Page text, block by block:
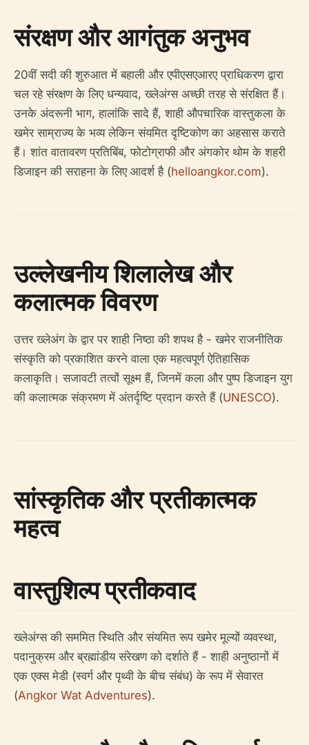
संरक्षण और आगंतुक अनुभव
20वीं सदी की शुरुआत में बहाली और एपीएसएआरए प्राधिकरण द्वारा
चल रहे संरक्षण के लिए धन्यवाद, ख्लेअंग्स अच्छी तरह से संरक्षित हैं।
उनके अंदरूनी भाग, हालांकि सादे हैं, शाही औपचारिक वास्तुकला के
खमेर साम्राज्य के भव्य लेकिन संयमित दृष्टिकोण का अहसास कराते
हैं। शांत वातावरण प्रतिबिंब, फोटोग्राफी और अंगकोर थोम के शहरी
डिजाइन की सराहना के लिए आदर्श है (helloangkor.com).
उल्लेखनीय शिलालेख और
कलात्मक विवरण
उत्तर ख्लेअंग के द्वार पर शाही निष्ठा की शपथ है - खमेर राजनीतिक
संस्कृति को प्रकाशित करने वाला एक महत्वपूर्ण ऐतिहासिक
कलाकृति। सजावटी तत्वों सूक्ष्म हैं, जिनमें कला और पुष्प डिजाइन युग
की कलात्मक संक्रमण में अंतर्दृष्टि प्रदान करते हैं (UNESCO).
सांस्कृतिक और प्रतीकात्मक
महत्व
वास्तुशिल्प प्रतीकवाद
ख्लेअंग्स की सममित स्थिति और संयमित रूप खमेर मूल्यों व्यवस्था,
पदानुक्रम और ब्रह्मांडीय संरेखण को दर्शाते हैं - शाही अनुष्ठानों में
एक एक्स मेडी (स्वर्ग और पृथ्वी के बीच संबंध) के रूप में सेवारत
(Angkor Wat Adventures).